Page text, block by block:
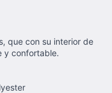
que con su interior de
y confortable.